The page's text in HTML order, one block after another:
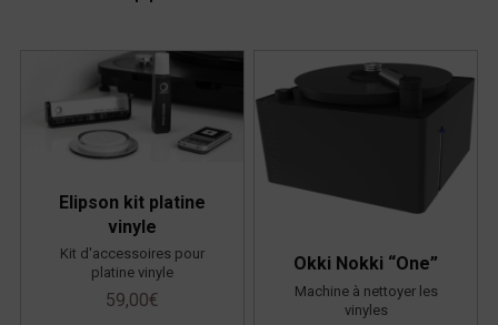
Elipson kit platine
vinyle
Kit d'accessoires pour
platine vinyle
59,00€
Okki Nokki “One”
Machine à nettoyer les
vinyles